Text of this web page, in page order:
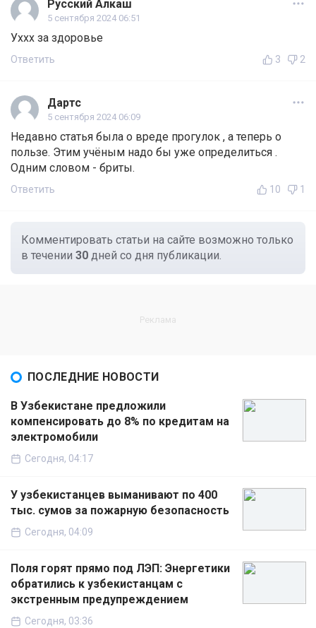
Русский Алкаш
5 сентября 2024 06:51
Уххх за здоровье
Ответить 3 2
Дартс
5 сентября 2024 06:09
Недавно статья была о вреде прогулок , а теперь о
пользе. Этим учёным надо бы уже определиться .
Одним словом - бриты.
Ответить 10 1
Комментировать статьи на сайте возможно только
в течении 30 дней со дня публикации.
ПОСЛЕДНИЕ НОВОСТИ
В Узбекистане предложили
компенсировать до 8% по кредитам на
электромобили
Сегодня, 04:17
У узбекистанцев выманивают по 400
тыс. сумов за пожарную безопасность
Сегодня, 04:09
Поля горят прямо под ЛЭП: Энергетики
обратились к узбекистанцам с
экстренным предупреждением
Сегодня, 03:36